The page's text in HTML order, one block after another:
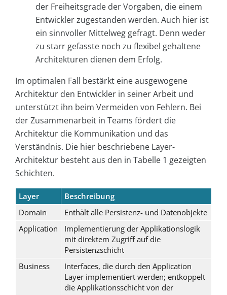
der Freiheitsgrade der Vorgaben, die einem
Entwickler zugestanden werden. Auch hier ist
ein sinnvoller Mittelweg gefragt. Denn weder
zu starr gefasste noch zu flexibel gehaltene
Architekturen dienen dem Erfolg.
Im optimalen Fall bestärkt eine ausgewogene
Architektur den Entwickler in seiner Arbeit und
unterstützt ihn beim Vermeiden von Fehlern. Bei
der Zusammenarbeit in Teams fördert die
Architektur die Kommunikation und das
Verständnis. Die hier beschriebene Layer-
Architektur besteht aus den in Tabelle 1 gezeigten
Schichten.
Layer
Beschreibung
Domain
Enthält alle Persistenz- und Datenobjekte
Application
Implementierung der Applikationslogik
mit direktem Zugriff auf die
Persistenzschicht
Business
Interfaces, die durch den Application
Layer implementiert werden; entkoppelt
die Applikationsschicht von der